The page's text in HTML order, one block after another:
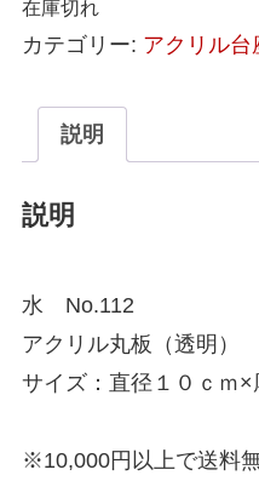
在庫切れ
カテゴリー: アクリル台
説明
説明
水 No.112
アクリル丸板（透明）
サイズ：直径１０ｃｍ×
※10,000円以上で送料無